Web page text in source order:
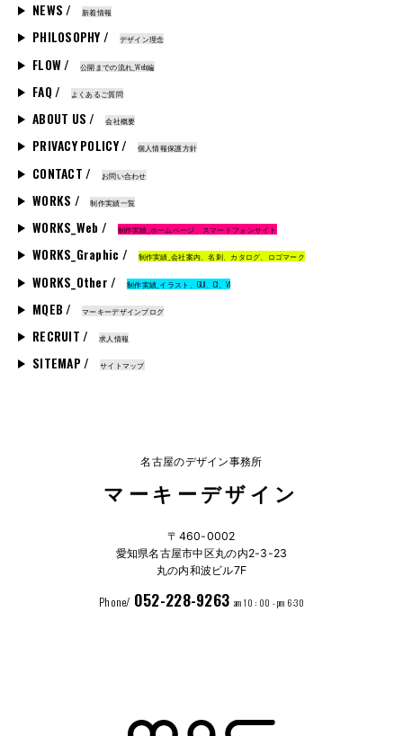
NEWS / 新着情報
PHILOSOPHY / デザイン理念
FLOW / 公開までの流れ_Web編
FAQ / よくあるご質問
ABOUT US / 会社概要
PRIVACY POLICY / 個人情報保護方針
CONTACT / お問い合わせ
WORKS / 制作実績一覧
WORKS_Web / 制作実績_ホームページ、スマートフォンサイト
WORKS_Graphic / 制作実績_会社案内、名刺、カタログ、ロゴマーク
WORKS_Other / 制作実績_イラスト、GUI、CI、VI
MQEB / マーキーデザインブログ
RECRUIT / 求人情報
SITEMAP / サイトマップ
名古屋のデザイン事務所
マーキーデザイン
〒460-0002
愛知県名古屋市中区丸の内2-3-23
丸の内和波ビル7F
Phone/ 052-228-9263 am 10 : 00 - pm 6:30